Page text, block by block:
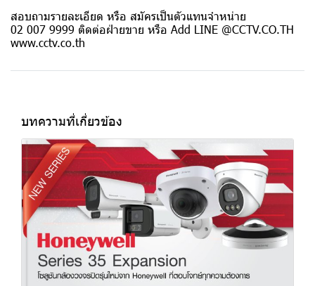
สอบถามรายละเอียด หรือ สมัครเป็นตัวแทนจำหน่าย
02 007 9999 ติดต่อฝ่ายขาย หรือ Add LINE @CCTV.CO.TH
www.cctv.co.th
บทความที่เกี่ยวข้อง